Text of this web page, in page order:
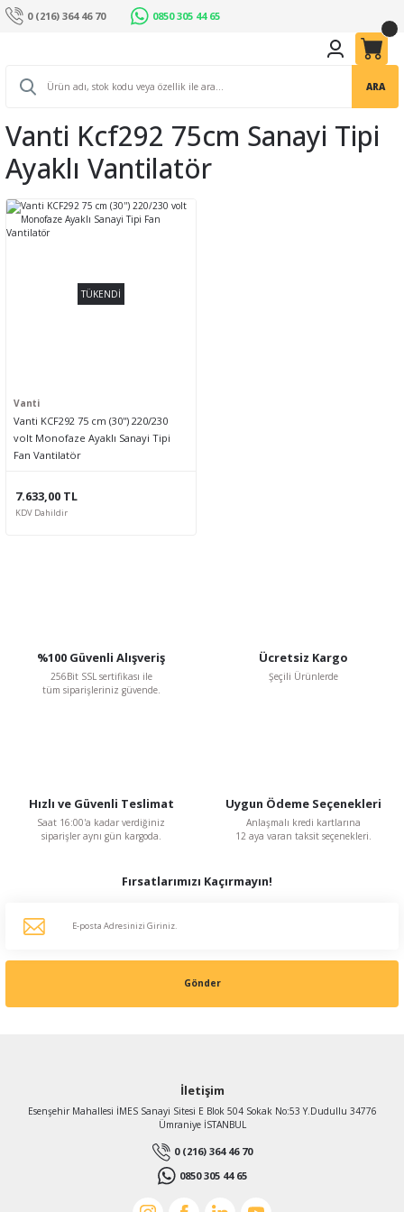
0 (216) 364 46 70 0850 305 44 65
ARA
Vanti Kcf292 75cm Sanayi Tipi
Ayaklı Vantilatör
TÜKENDİ
Vanti
Vanti KCF292 75 cm (30'') 220/230
volt Monofaze Ayaklı Sanayi Tipi
Fan Vantilatör
7.633,00 TL
KDV Dahildir
%100 Güvenli Alışveriş
256Bit SSL sertifikası ile
tüm siparişleriniz güvende.
Ücretsiz Kargo
Şeçili Ürünlerde
Hızlı ve Güvenli Teslimat
Saat 16:00'a kadar verdiğiniz
siparişler aynı gün kargoda.
Uygun Ödeme Seçenekleri
Anlaşmalı kredi kartlarına
12 aya varan taksit seçenekleri.
Fırsatlarımızı Kaçırmayın!
Gönder
İletişim
Esenşehir Mahallesi İMES Sanayi Sitesi E Blok 504 Sokak No:53 Y.Dudullu 34776
Ümraniye İSTANBUL
0 (216) 364 46 70
0850 305 44 65